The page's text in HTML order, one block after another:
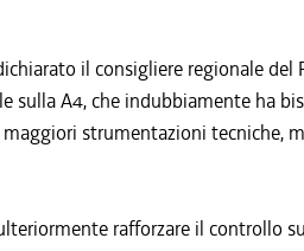
il consigliere regionale
sulla A4, che indubbiamente ha
strumentazioni tecniche,
rafforzare il controllo